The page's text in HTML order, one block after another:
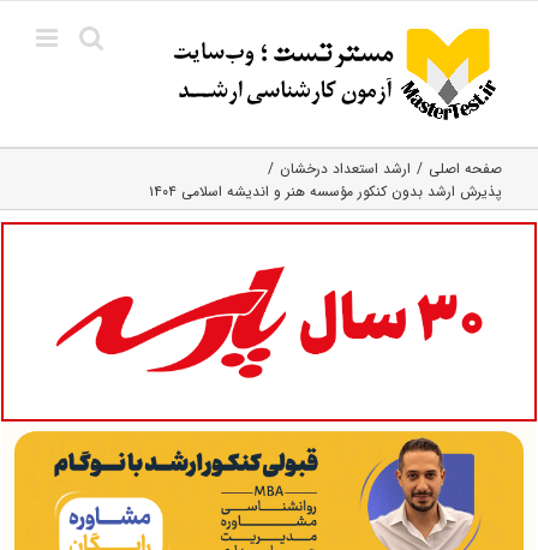
content
صفحه اصلی
ارشد استعداد درخشان
پذیرش ارشد بدون کنکور مؤسسه هنر و اندیشه اسلامی ۱۴۰۴